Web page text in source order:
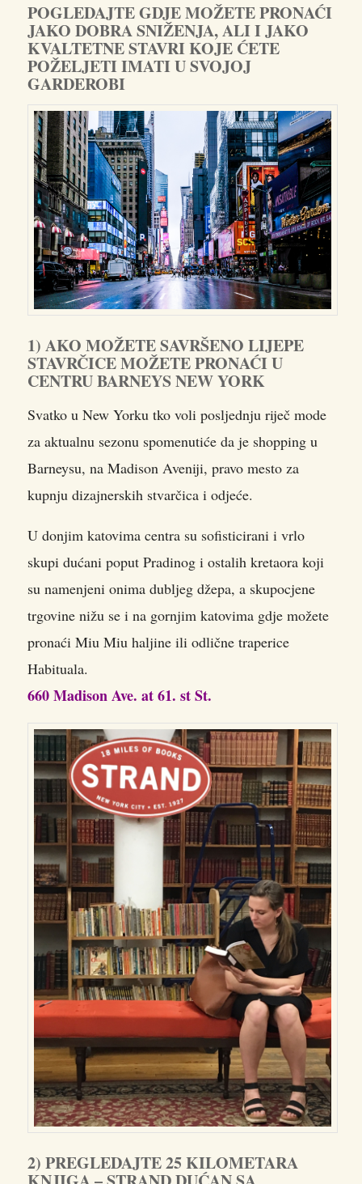
POGLEDAJTE GDJE MOŽETE PRONAĆI
JAKO DOBRA SNIŽENJA, ALI I JAKO
KVALTETNE STAVRI KOJE ĆETE
POŽELJETI IMATI U SVOJOJ
GARDEROBI
1) AKO MOŽETE SAVRŠENO LIJEPE
STAVRČICE MOŽETE PRONAĆI U
CENTRU BARNEYS NEW YORK
Svatko u New Yorku tko voli posljednju riječ mode
za aktualnu sezonu spomenutiće da je shopping u
Barneysu, na Madison Aveniji, pravo mesto za
kupnju dizajnerskih stvarčica i odjeće.
U donjim katovima centra su sofisticirani i vrlo
skupi dućani poput Pradinog i ostalih kretaora koji
su namenjeni onima dubljeg džepa, a skupocjene
trgovine nižu se i na gornjim katovima gdje možete
pronaći Miu Miu haljine ili odlične traperice
Habituala.
660 Madison Ave. at 61. st St.
2) PREGLEDAJTE 25 KILOMETARA